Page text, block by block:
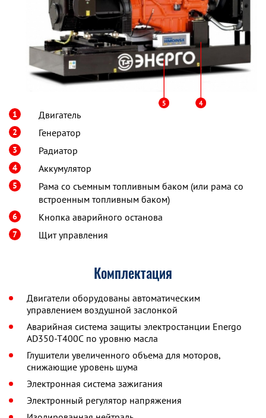
1 Двигатель
2 Генератор
3 Радиатор
4 Аккумулятор
5
Рама со съемным топливным баком (или рама со
встроенным топливным баком)
6 Кнопка аварийного останова
7 Щит управления
Комплектация
Двигатели оборудованы автоматическим
управлением воздушной заслонкой
Аварийная система защиты электростанции Energo
AD350-T400C по уровню масла
Глушители увеличенного объема для моторов,
снижающие уровень шума
Электронная система зажигания
Электронный регулятор напряжения